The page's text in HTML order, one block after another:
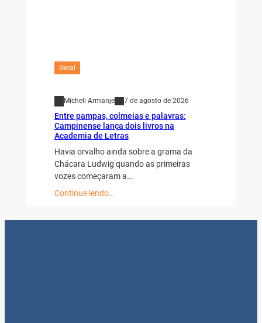
Geral
Micheli Armanje 7 de agosto de 2026
Entre pampas, colmeias e palavras:
Campinense lança dois livros na
Academia de Letras
Havia orvalho ainda sobre a grama da
Chácara Ludwig quando as primeiras
vozes começaram a…
Continue lendo…